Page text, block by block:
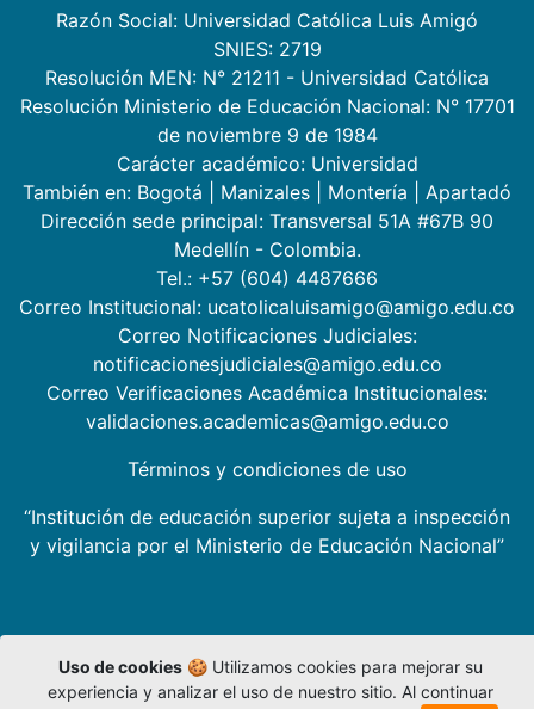
Razón Social: Universidad Católica Luis Amigó
SNIES: 2719
Resolución MEN: N° 21211 - Universidad Católica
Resolución Ministerio de Educación Nacional: N° 17701
de noviembre 9 de 1984
Carácter académico: Universidad
También en: Bogotá Manizales Montería
Apartadó
Dirección sede principal: Transversal 51A #67B 90
Medellín - Colombia.
Tel.: +57 (604) 4487666
Correo Institucional: ucatolicaluisamigo@amigo.edu.co
Correo Notificaciones Judiciales:
notificacionesjudiciales@amigo.edu.co
Correo Verificaciones Académica Institucionales:
validaciones.academicas@amigo.edu.co
Términos y condiciones de uso
“Institución de educación superior sujeta a inspección
y vigilancia por el Ministerio de Educación Nacional”
Uso de cookies🍪 Utilizamos cookies para mejorar su
experiencia y analizar el uso de nuestro sitio. Al continuar